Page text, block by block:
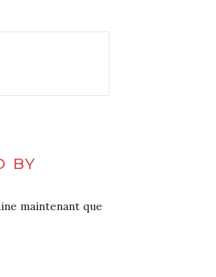
BY
maintenant que